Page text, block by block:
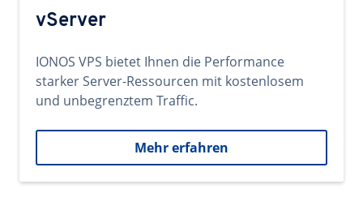
vServer
IONOS VPS bietet Ihnen die Performance
starker Server-Ressourcen mit kostenlosem
und unbegrenztem Traffic.
Mehr erfahren